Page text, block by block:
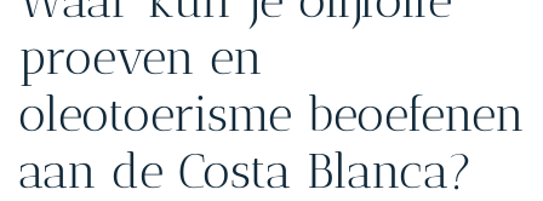
proeven en
oleotoerisme beoefenen
aan de Costa Blanca?